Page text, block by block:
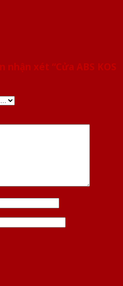
xét “Cửa ABS KOS